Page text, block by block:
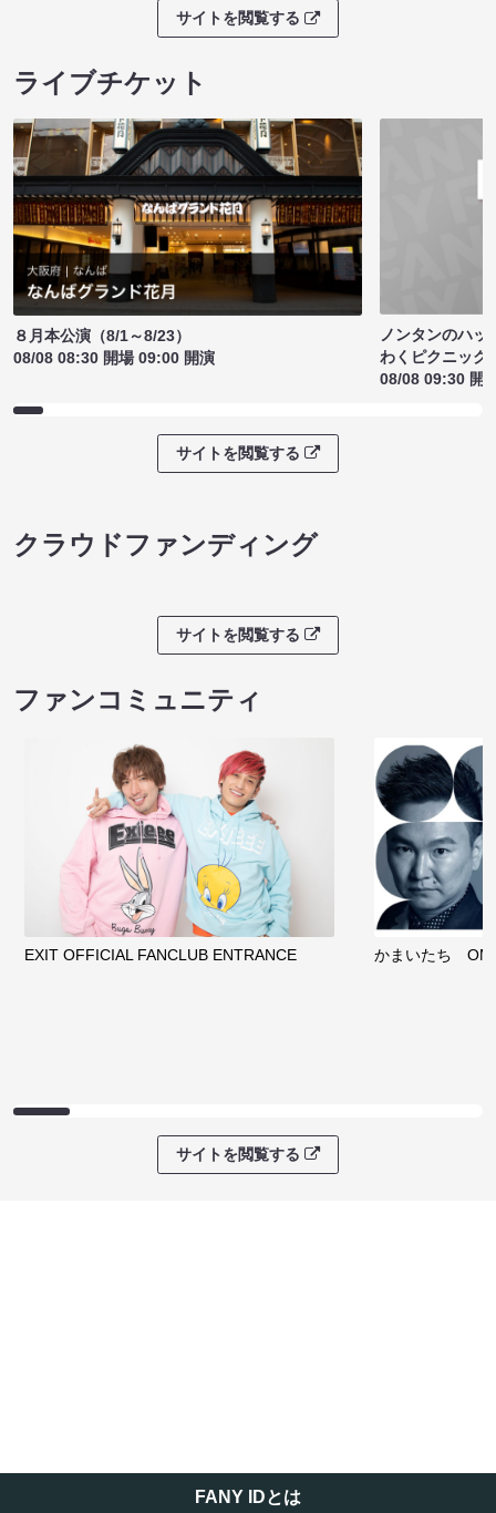
サイトを閲覧する
ライブチケット
８月本公演（8/1～8/23）
08/08 08:30 開場 09:00 開演
ノンタンのハッ
わくピクニック
08/08 09:30 開
サイトを閲覧する
クラウドファンディング
サイトを閲覧する
ファンコミュニティ
EXIT OFFICIAL FANCLUB ENTRANCE かまいたち
サイトを閲覧する
FANY IDとは